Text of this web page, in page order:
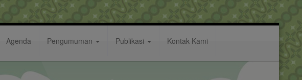
Agenda Pengumuman Publikasi Kontak Kami